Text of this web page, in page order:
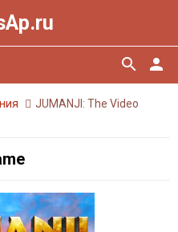
person
search
JUMANJI: The Video